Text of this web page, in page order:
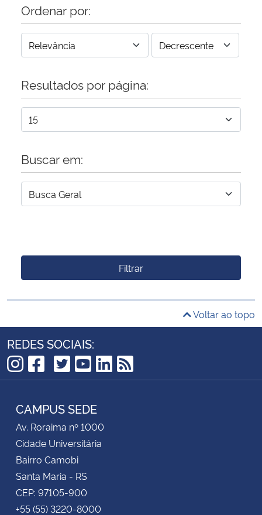
Ordenar por:
Resultados por página:
Buscar em:
Filtrar
Voltar ao topo
REDES SOCIAIS:
Instagram
Facebook
TikTok
Twitter
YouTube
LinkedIn
RSS
CAMPUS SEDE
Av. Roraima nº 1000
Cidade Universitária
Bairro Camobi
Santa Maria - RS
CEP: 97105-900
+55 (55) 3220-8000